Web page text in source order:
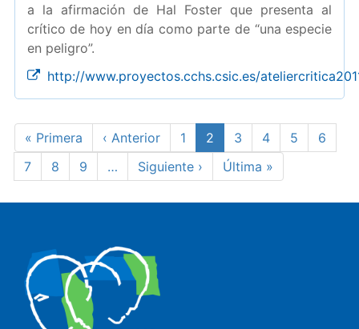
a la afirmación de Hal Foster que presenta al
crítico de hoy en día como parte de “una especie
en peligro”.
http://www.proyectos.cchs.csic.es/
Pagination
First
page
« Primera
Previous
page
‹ Anterior Page
1
Current
page
2 Page
3 Page
4 Page
5 Page
6
Page
7 Page
8 Page
9 …
Next
page
Siguiente ›
Last
page
Última »